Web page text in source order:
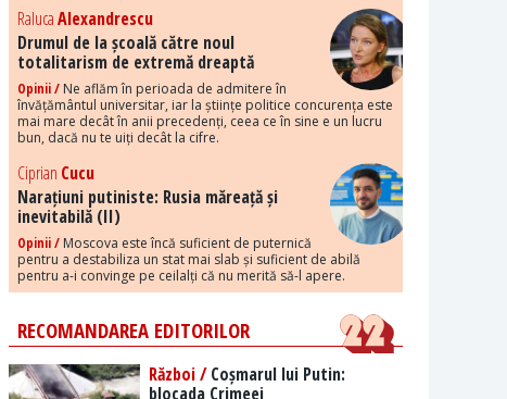
RalucaAlexandrescu
Drumul de la școală către noul
totalitarism de extremă dreaptă
Opinii / Ne aflăm în perioada de admitere în
învățământul universitar, iar la științe politice concurența este
mai mare decât în anii precedenți, ceea ce în sine e un lucru
bun, dacă nu te uiți decât la cifre.
Ciprian Cucu
Narațiuni putiniste: Rusia măreață și
inevitabilă (II)
Opinii / Moscova este încă suficient de puternică
pentru a destabiliza un stat mai slab și suficient de abilă
pentru a-i convinge pe ceilalți că nu merită să-l apere.
RECOMANDAREA EDITORILOR
Război /Coșmarul lui Putin:
blocada Crimeei